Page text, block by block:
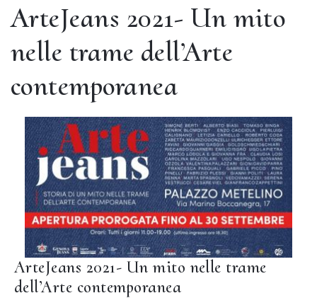
ArteJeans 2021- Un mito
nelle trame dell’Arte
contemporanea
ArteJeans 2021- Un mito nelle trame
dell’Arte contemporanea